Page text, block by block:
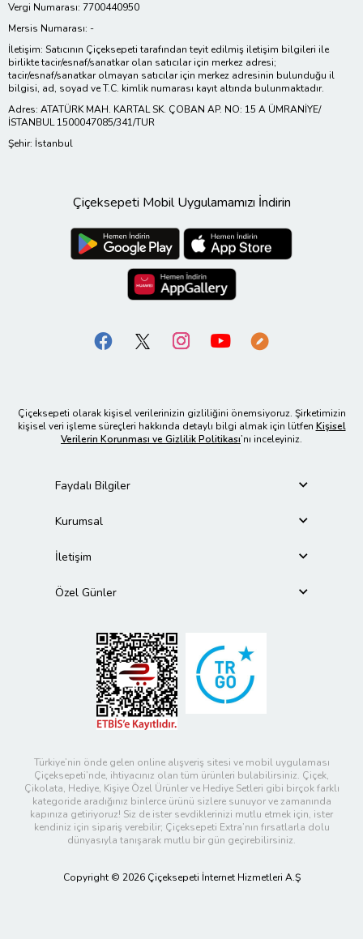
Vergi Numarası: 7700440950
Mersis Numarası: -
İletişim: Satıcının Çiçeksepeti tarafından teyit edilmiş iletişim bilgileri ile
birlikte tacir/esnaf/sanatkar olan satıcılar için merkez adresi;
tacir/esnaf/sanatkar olmayan satıcılar için merkez adresinin bulunduğu il
bilgisi, ad, soyad ve T.C. kimlik numarası kayıt altında bulunmaktadır.
Adres: ATATÜRK MAH. KARTAL SK. ÇOBAN AP. NO: 15 A ÜMRANİYE/
İSTANBUL 1500047085/341/TUR
Şehir: İstanbul
Çiçeksepeti Mobil Uygulamamızı İndirin
Çiçeksepeti olarak kişisel verilerinizin gizliliğini önemsiyoruz. Şirketimizin
kişisel veri işleme süreçleri hakkında detaylı bilgi almak için lütfen Kişisel
Verilerin Korunması ve Gizlilik Politikası’nı inceleyiniz.
Faydalı Bilgiler
Kurumsal
İletişim
Özel Günler
Türkiye’nin önde gelen online alışveriş sitesi ve mobil uygulaması
Çiçeksepeti’nde, ihtiyacınız olan tüm ürünleri bulabilirsiniz. Çiçek,
Çikolata, Hediye, Kişiye Özel Ürünler ve Hediye Setleri gibi birçok farklı
kategoride aradığınız binlerce ürünü sizlere sunuyor ve zamanında
kapınıza getiriyoruz! Siz de ister sevdiklerinizi mutlu etmek için, ister
kendiniz için sipariş verebilir; Çiçeksepeti Extra’nın fırsatlarla dolu
dünyasıyla tanışarak mutlu bir gün geçirebilirsiniz.
Copyright © 2026 Çiçeksepeti İnternet Hizmetleri A.Ş